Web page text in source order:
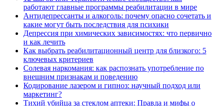
работают главные программы реабилитации в мире
Антидепрессанты и алкоголь: почему опасно сочетать и
какие могут быть последствия для психики
Депрессия при химических зависимостях: что первично
и как лечить
Как выбрать реабилитационный центр для близкого: 5
ключевых критериев
Солевая наркомания: как распознать употребление по
внешним признакам и поведению
Кодирование лазером и гипноз: научный подход или
маркетинг?
Тихий убийца за стеклом аптеки: Правда и мифы о